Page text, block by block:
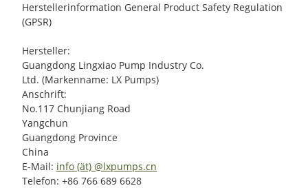
Herstellerinformation General Product Safety Regulation
(GPSR)
Hersteller:
Guangdong Lingxiao Pump Industry Co.
Ltd. (Markenname: LX Pumps)
Anschrift:
No.117 Chunjiang Road
Yangchun
Guangdong Province
China
E-Mail: info (ät) @lxpumps.cn
Telefon: +86 766 689 6628